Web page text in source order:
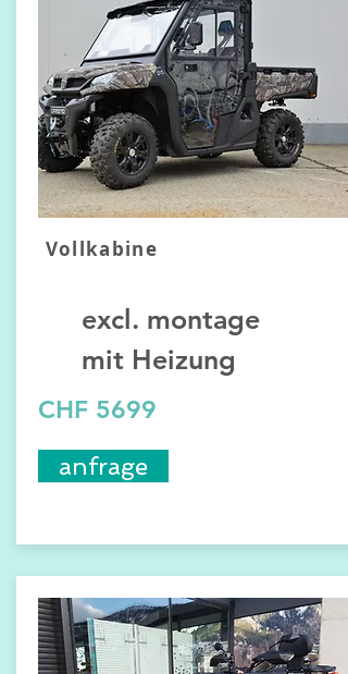
Vollkabine
excl. montage
mit Heizung
CHF 5699
anfrage